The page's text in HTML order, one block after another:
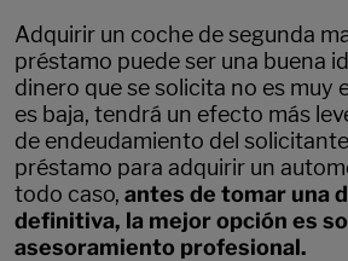
Adquirir un coche de segunda
préstamo puede ser una buena
dinero que se solicita no es muy
es baja, tendrá un efecto más
de endeudamiento del
préstamo para adquirir un
todo caso, antes de tomar una
definitiva, la mejor opción es
asesoramiento profesional.